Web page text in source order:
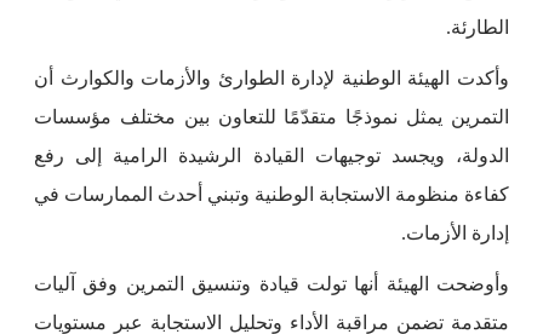
الطارئة.
وأكدت الهيئة الوطنية لإدارة الطوارئ والأزمات والكوارث أن
التمرين يمثل نموذجًا متقدّمًا للتعاون بين مختلف مؤسسات
الدولة، ويجسد توجيهات القيادة الرشيدة الرامية إلى رفع
كفاءة منظومة الاستجابة الوطنية وتبني أحدث الممارسات في
إدارة الأزمات.
وأوضحت الهيئة أنها تولت قيادة وتنسيق التمرين وفق آليات
متقدمة تضمن مراقبة الأداء وتحليل الاستجابة عبر مستويات